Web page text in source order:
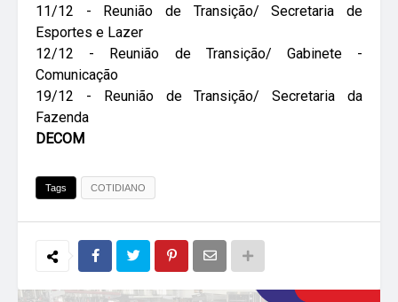
11/12 - Reunião de Transição/ Secretaria de
Esportes e Lazer
12/12 - Reunião de Transição/ Gabinete -
Comunicação
19/12 - Reunião de Transição/ Secretaria da
Fazenda
DECOM
Tags COTIDIANO